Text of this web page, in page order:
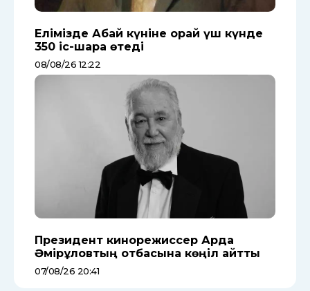
Елімізде Абай күніне орай үш күнде
350 іс-шара өтеді
08/08/26 12:22
Президент кинорежиссер Ардақ
Әмірқұловтың отбасына көңіл айтты
07/08/26 20:41